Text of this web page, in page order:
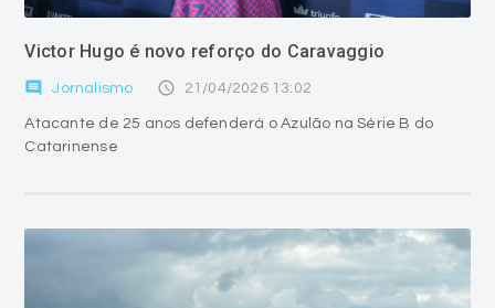
Victor Hugo é novo reforço do Caravaggio
comment Jornalismo access_time 21/04/2026 13:02
Atacante de 25 anos defenderá o Azulão na Série B do
Catarinense